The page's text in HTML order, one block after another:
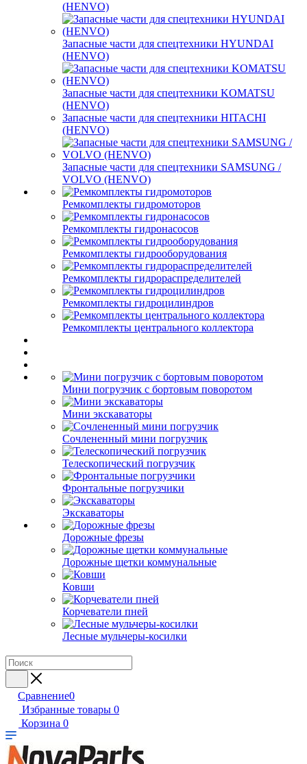
(HENVO)
Запасные части для спецтехники HYUNDAI
(HENVO)
Запасные части для спецтехники KOMATSU
(HENVO)
Запасные части для спецтехники HITACHI
(HENVO)
Запасные части для спецтехники SAMSUNG /
VOLVO (HENVO)
Ремкомплекты гидромоторов
Ремкомплекты гидронасосов
Ремкомплекты гидрооборудования
Ремкомплекты гидрораспределителей
Ремкомплекты гидроцилиндров
Ремкомплекты центрального коллектора
Мини погрузчик с бортовым поворотом
Мини экскаваторы
Сочлененный мини погрузчик
Телескопический погрузчик
Фронтальные погрузчики
Экскаваторы
Дорожные фрезы
Дорожные щетки коммунальные
Ковши
Корчеватели пней
Лесные мульчеры-косилки
Сравнение0
Избранные товары 0
Корзина 0